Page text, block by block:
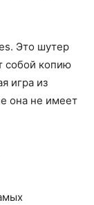
Это шутер
собой копию
игра из
она не имеет